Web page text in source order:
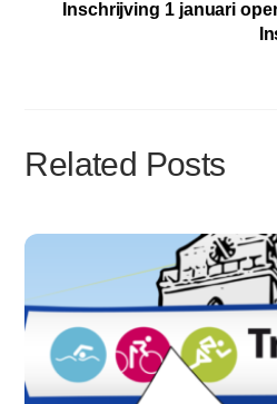
Inschrijving 1 januari
Related Posts